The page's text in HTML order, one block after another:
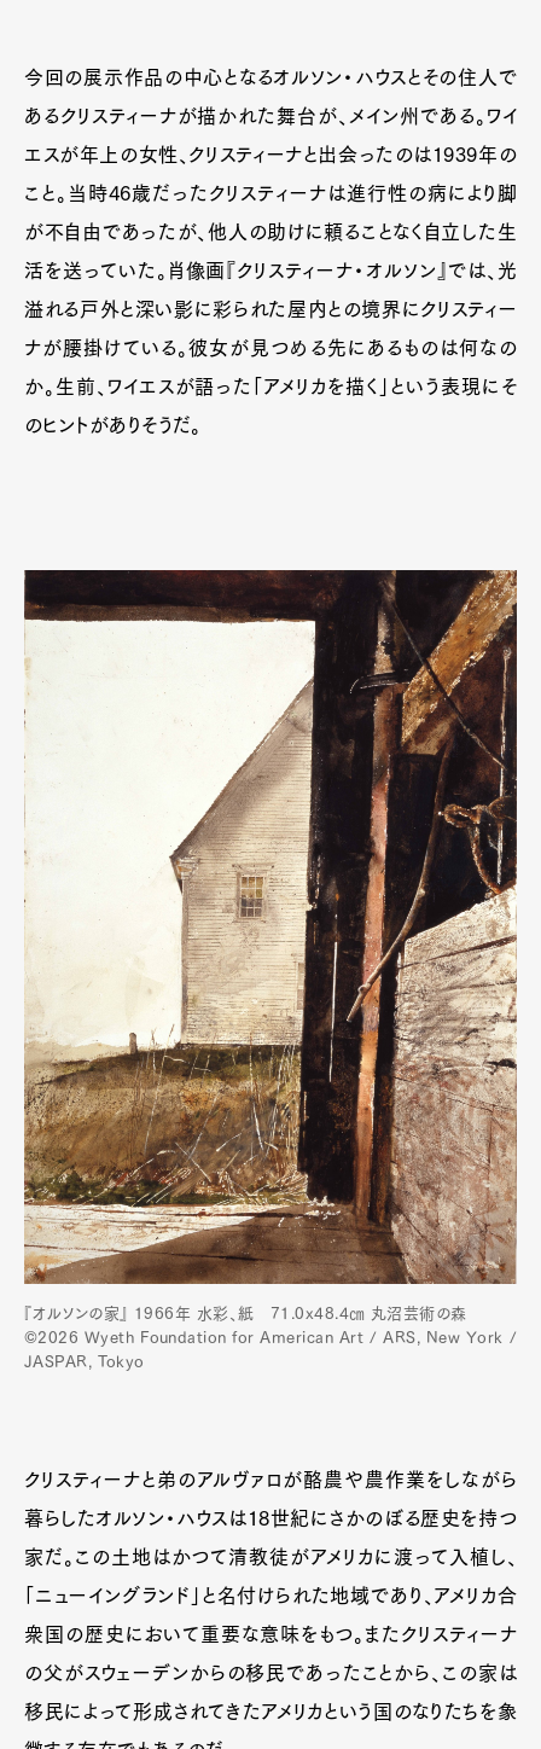
今回の展示作品の中心となるオルソン・ハウスとその住人で
あるクリスティーナが描かれた舞台が、メイン州である。ワイ
エスが年上の女性、クリスティーナと出会ったのは1939年の
こと。当時46歳だったクリスティーナは進行性の病により脚
が不自由であったが、他人の助けに頼ることなく自立した生
活を送っていた。肖像画『クリスティーナ・オルソン』では、光
溢れる戸外と深い影に彩られた屋内との境界にクリスティー
ナが腰掛けている。彼女が見つめる先にあるものは何なの
か。生前、ワイエスが語った「アメリカを描く」という表現にそ
のヒントがありそうだ。
『オルソンの家』 1966年 水彩、紙 71.0x48.4㎝ 丸沼芸術の森
©2026 Wyeth Foundation for American Art / ARS, New York /
JASPAR, Tokyo
クリスティーナと弟のアルヴァロが酪農や農作業をしながら
暮らしたオルソン・ハウスは18世紀にさかのぼる歴史を持つ
家だ。この土地はかつて清教徒がアメリカに渡って入植し、
「ニューイングランド」と名付けられた地域であり、アメリカ合
衆国の歴史において重要な意味をもつ。またクリスティーナ
の父がスウェーデンからの移民であったことから、この家は
移民によって形成されてきたアメリカという国のなりたちを象